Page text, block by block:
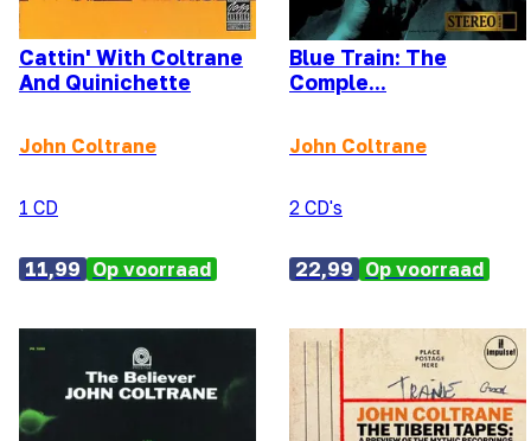
Cattin' With Coltrane
And Quinichette
John Coltrane
1 CD
11,99 Op voorraad
Blue Train: The
Comple...
John Coltrane
2 CD's
22,99 Op voorraad